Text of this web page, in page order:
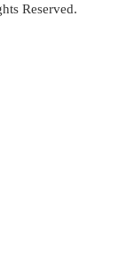
Reserved.